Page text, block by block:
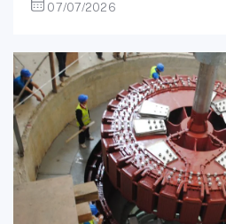
07/07/2026